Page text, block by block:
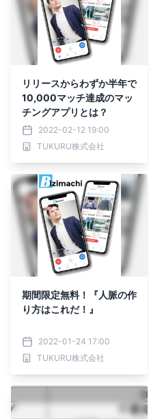
リリースからわずか半年で
10,000マッチ達成のマッ
チングアプリとは？
2022-02-12 19:00
TUKURU株式会社
期間限定無料！『人脈の作
り方はこれだ！』
2022-01-24 17:00
TUKURU株式会社